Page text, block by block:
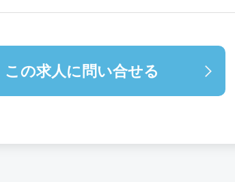
この求人に問い合せる